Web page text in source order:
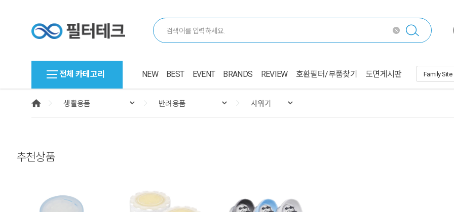
전체 카테고리 NEW BEST EVENT BRANDS REVIEW 호환필터/부품찾기 도면게시판
추천상품